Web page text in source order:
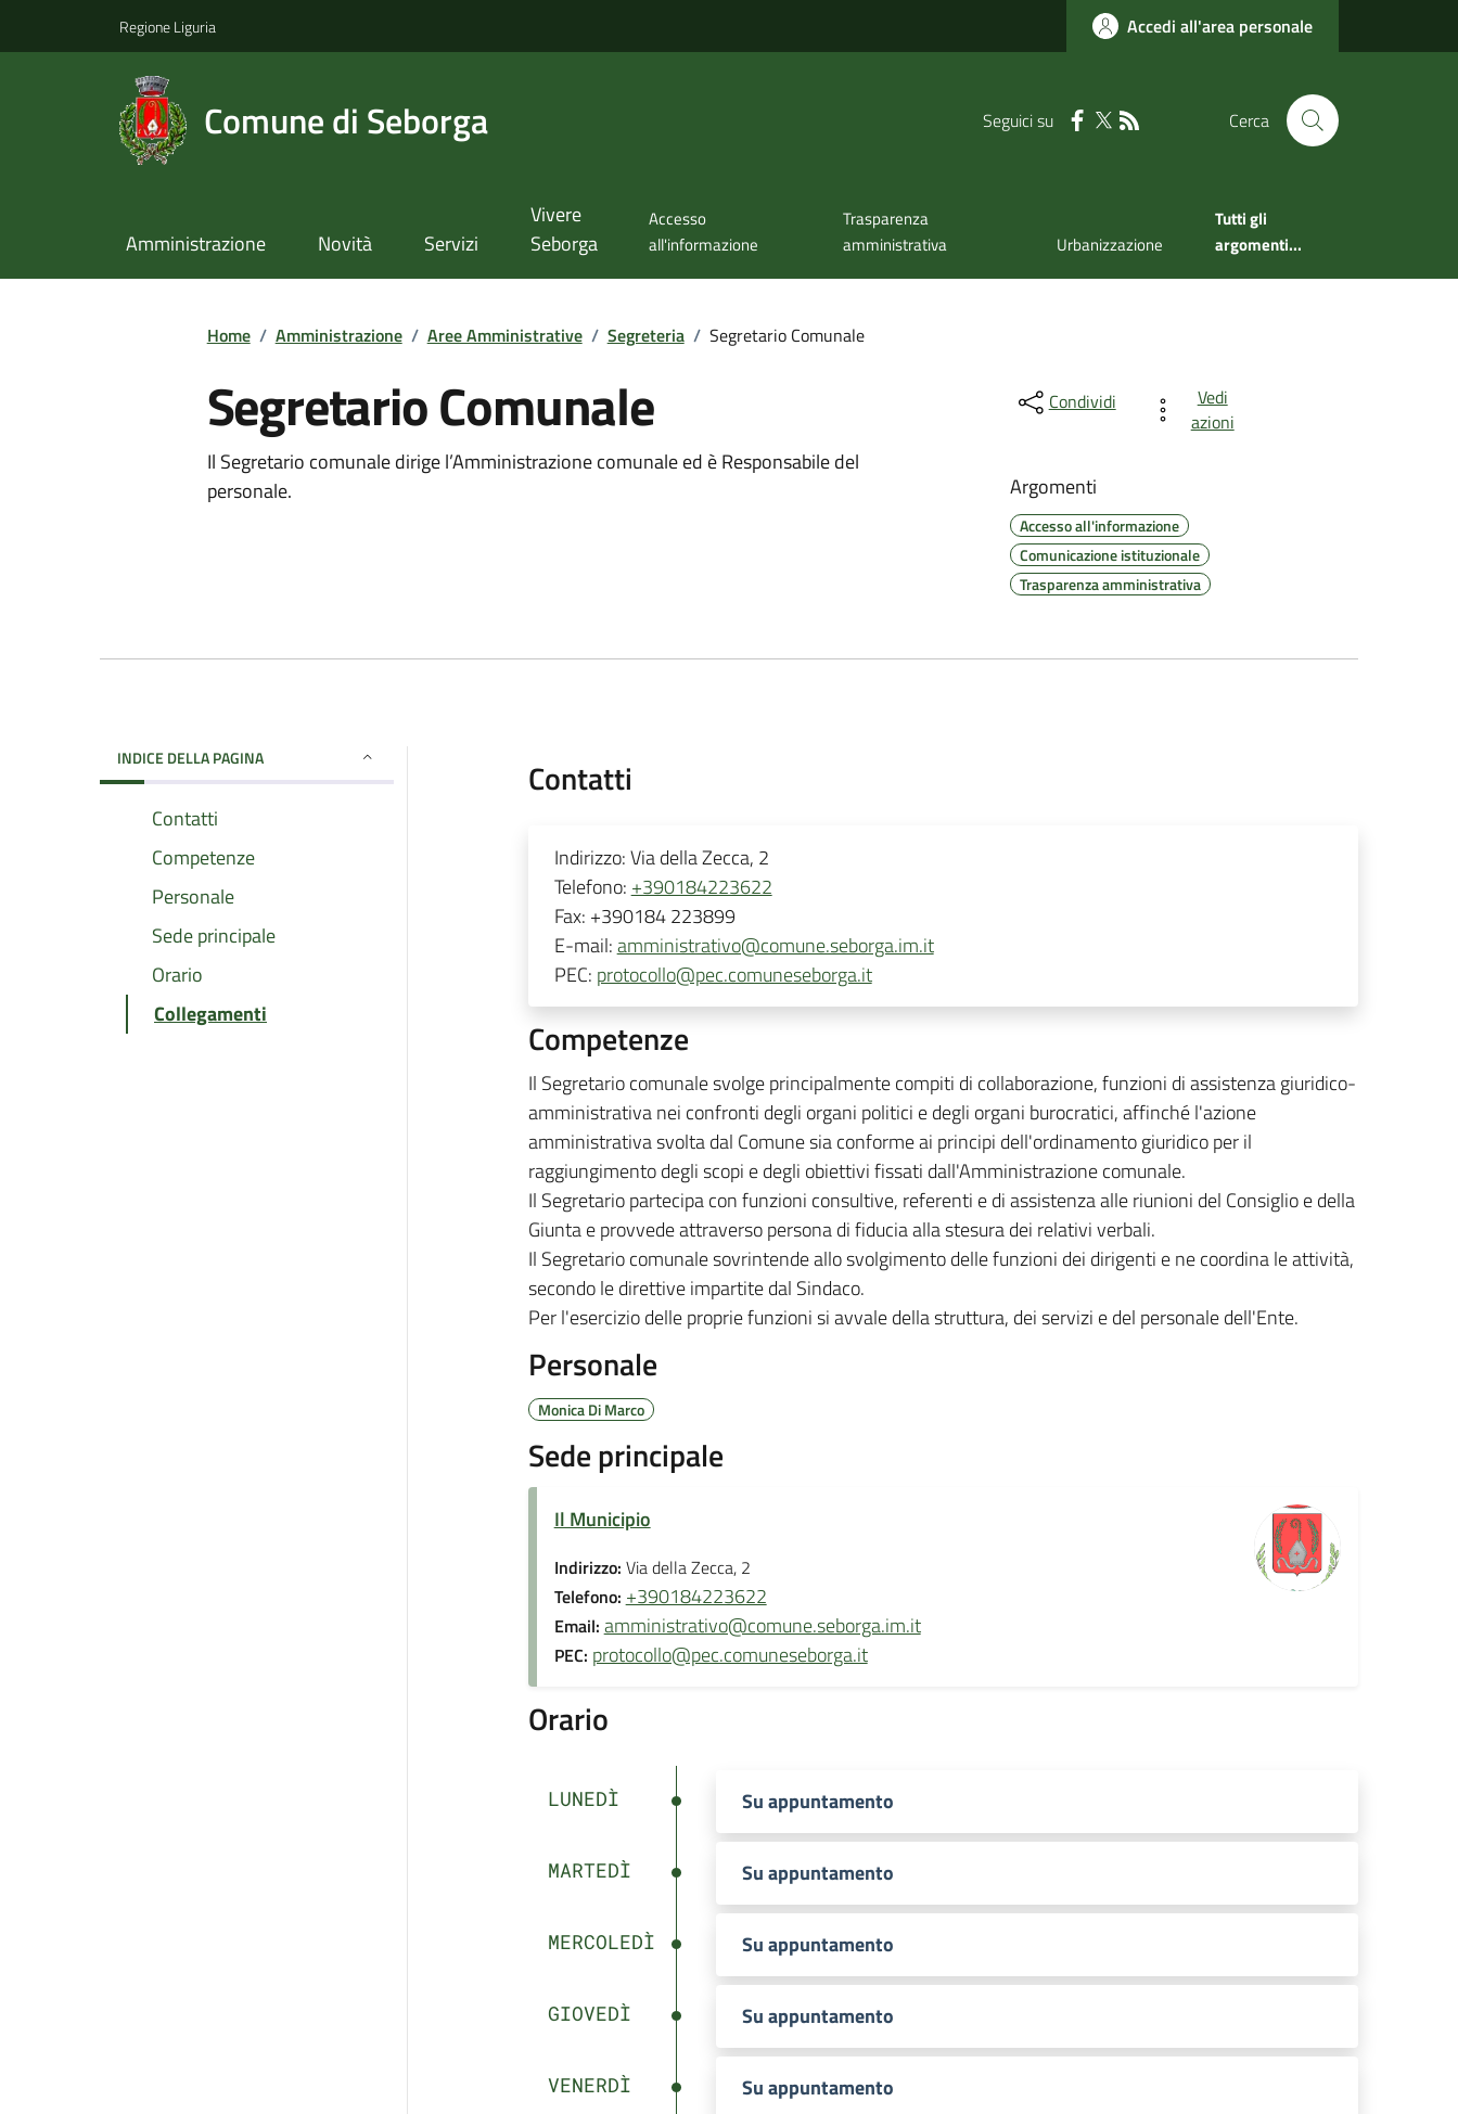
Regione Liguria Accedi all'area personale
Comune di Seborga Seguici su Cerca
Amministrazione Novità Servizi
Vivere
Seborga
Accesso
all'informazione
Trasparenza
amministrativa
Urbanizzazione
Tutti gli
argomenti...
Home / Amministrazione / Aree Amministrative / Segreteria / Segretario Comunale
Segretario Comunale
Il Segretario comunale dirige l’Amministrazione comunale ed è Responsabile del
personale.
Condividi
Vedi
azioni
Argomenti
Accesso all'informazione
Comunicazione istituzionale
Trasparenza amministrativa
INDICE DELLA PAGINA
Contatti
Competenze
Personale
Sede principale
Orario
Collegamenti
Contatti
Indirizzo:Via della Zecca, 2
Telefono: +390184223622
Fax: +390184 223899
E-mail:amministrativo@comune.seborga.im.it
PEC: protocollo@pec.comuneseborga.it
Competenze
Il Segretario comunale svolge principalmente compiti di collaborazione, funzioni di assistenza giuridico-
amministrativa nei confronti degli organi politici e degli organi burocratici, affinché l'azione
amministrativa svolta dal Comune sia conforme ai principi dell'ordinamento giuridico per il
raggiungimento degli scopi e degli obiettivi fissati dall'Amministrazione comunale.
Il Segretario partecipa con funzioni consultive, referenti e di assistenza alle riunioni del Consiglio e della
Giunta e provvede attraverso persona di fiducia alla stesura dei relativi verbali.
Il Segretario comunale sovrintende allo svolgimento delle funzioni dei dirigenti e ne coordina le attività,
secondo le direttive impartite dal Sindaco.
Per l'esercizio delle proprie funzioni si avvale della struttura, dei servizi e del personale dell'Ente.
Personale
Monica Di Marco
Sede principale
Il Municipio
Indirizzo: Via della Zecca, 2
Telefono: +390184223622
Email: amministrativo@comune.seborga.im.it
PEC: protocollo@pec.comuneseborga.it
Orario
LUNEDÌ Su appuntamento
MARTEDÌ Su appuntamento
MERCOLEDÌ Su appuntamento
GIOVEDÌ Su appuntamento
VENERDÌ Su appuntamento